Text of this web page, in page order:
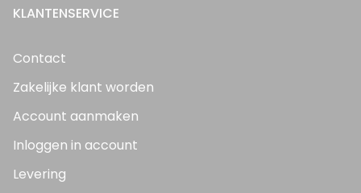
KLANTENSERVICE
Contact
Zakelijke klant worden
Account aanmaken
Inloggen in account
Levering